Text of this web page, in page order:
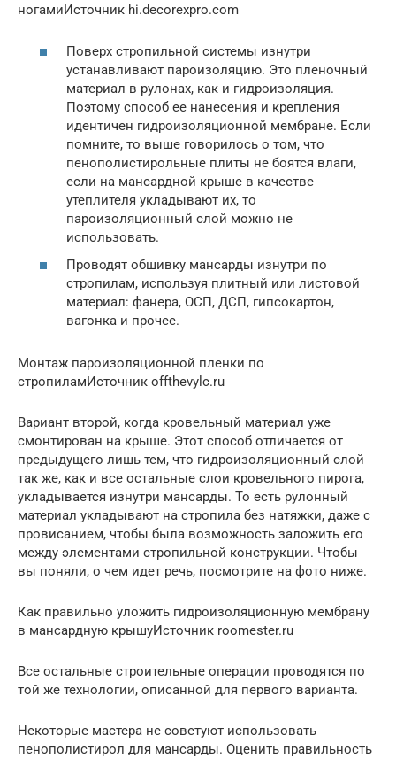
ногамиИсточник hi.decorexpro.com
Поверх стропильной системы изнутри
устанавливают пароизоляцию. Это пленочный
материал в рулонах, как и гидроизоляция.
Поэтому способ ее нанесения и крепления
идентичен гидроизоляционной мембране. Если
помните, то выше говорилось о том, что
пенополистирольные плиты не боятся влаги,
если на мансардной крыше в качестве
утеплителя укладывают их, то
пароизоляционный слой можно не
использовать.
Проводят обшивку мансарды изнутри по
стропилам, используя плитный или листовой
материал: фанера, ОСП, ДСП, гипсокартон,
вагонка и прочее.
Монтаж пароизоляционной пленки по
стропиламИсточник offthevylc.ru
Вариант второй, когда кровельный материал уже
смонтирован на крыше. Этот способ отличается от
предыдущего лишь тем, что гидроизоляционный слой
так же, как и все остальные слои кровельного пирога,
укладывается изнутри мансарды. То есть рулонный
материал укладывают на стропила без натяжки, даже с
провисанием, чтобы была возможность заложить его
между элементами стропильной конструкции. Чтобы
вы поняли, о чем идет речь, посмотрите на фото ниже.
Как правильно уложить гидроизоляционную мембрану
в мансардную крышуИсточник roomester.ru
Все остальные строительные операции проводятся по
той же технологии, описанной для первого варианта.
Некоторые мастера не советуют использовать
пенополистирол для мансарды. Оценить правильность